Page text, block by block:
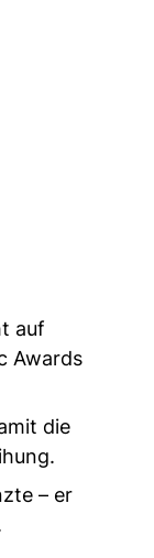
auf
Awards
die
– er